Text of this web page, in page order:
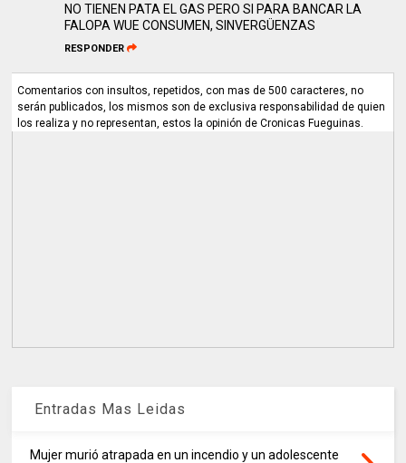
NO TIENEN PATA EL GAS PERO SI PARA BANCAR LA
FALOPA WUE CONSUMEN, SINVERGÜENZAS
RESPONDER
Comentarios con insultos, repetidos, con mas de 500 caracteres, no
serán publicados, los mismos son de exclusiva responsabilidad de quien
los realiza y no representan, estos la opinión de Cronicas Fueguinas.
Entradas Mas Leidas
Mujer murió atrapada en un incendio y un adolescente